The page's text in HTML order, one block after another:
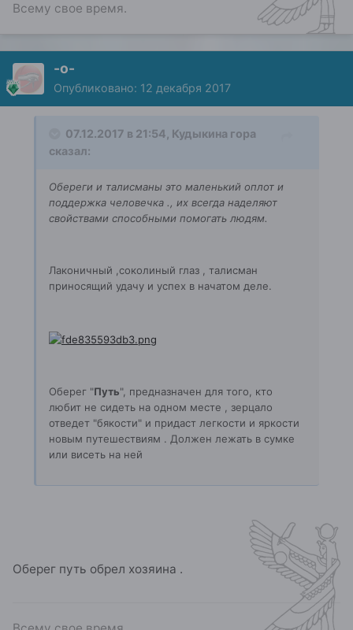
Всему свое время.
-о-
Опубликовано: 12 декабря 2017
07.12.2017 в 21:54, Кудыкина гора
сказал:
Обереги и талисманы это маленький оплот и
поддержка человечка ., их всегда наделяют
свойствами способными помогать людям.
Лаконичный ,соколиный глаз , талисман
приносящий удачу и успех в начатом деле.
Оберег "Путь", предназначен для того, кто
любит не сидеть на одном месте , зерцало
отведет "бякости" и придаст легкости и яркости
новым путешествиям . Должен лежать в сумке
или висеть на ней
Оберег путь обрел хозяина .